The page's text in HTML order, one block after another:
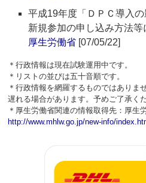
平成19年度「ＤＰＣ導入
新規参加の申し込み方法等
厚生労働省 [07/05/22]
＊行政情報は現在試験運用中です。
＊リストの並びは五十音順です。
＊行政情報を網羅するものではありま
遅れる場合があります。予めご了承くだ
＊厚生労働省関連の情報取得先：厚
http://www.mhlw.go.jp/new-info/